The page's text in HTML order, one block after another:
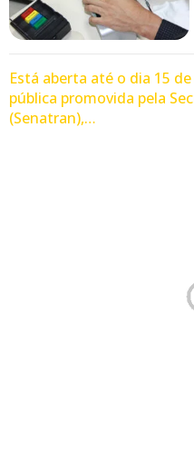
Está aberta até o dia 15
pública promovida pela
(Senatran),…